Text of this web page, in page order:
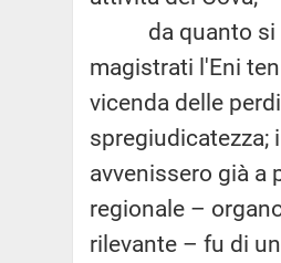
da quanto si
magistrati l'Eni
vicenda delle
spregiudicatezza;
avvenissero già a
regionale –
rilevante – fu di